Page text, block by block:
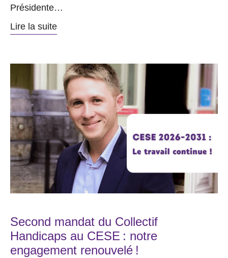
Présidente…
Lire la suite
Second mandat du Collectif
Handicaps au CESE : notre
engagement renouvelé !